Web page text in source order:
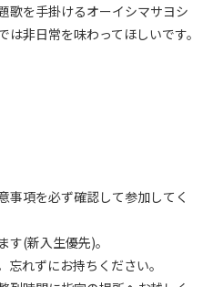
歌を手掛けるオーイシマサヨシ
非日常を味わってほしいです。
事項を必ず確認して参加してく
(新入生優先)。
れずにお持ちください。